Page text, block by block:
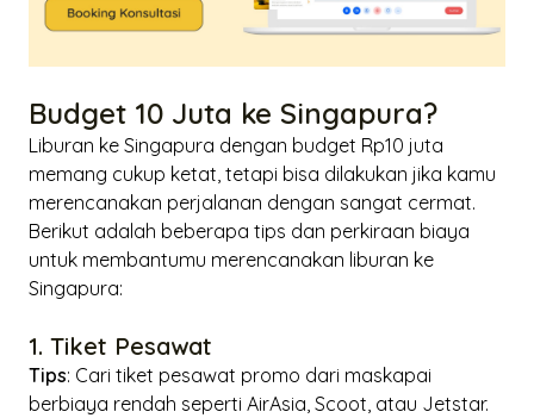
Budget 10 Juta ke Singapura?
Liburan ke Singapura dengan budget Rp10 juta
memang cukup ketat, tetapi bisa dilakukan jika kamu
merencanakan perjalanan dengan sangat cermat.
Berikut adalah beberapa tips dan perkiraan biaya
untuk membantumu merencanakan liburan ke
Singapura:
1. Tiket Pesawat
Tips: Cari tiket pesawat promo dari maskapai
berbiaya rendah seperti AirAsia, Scoot, atau Jetstar.